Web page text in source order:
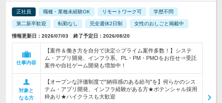
正社員 職種・業種未経験OK リモートワーク可 学歴不問
第二新卒歓迎 転勤なし 完全週休2日制 女性のおしごと掲載中
情報更新日：2026/07/03 終了予定日：2026/08/20
仕事内容
【案件＆働き方を自分で決定☆プライム案件多数！】システ
ム・アプリ開発、インフラ系、PL・PM・PMOをお任せ⇒受託
案件や自社ゲーム開発も増加中！
対象と
なる方
【オープンな評価制度で"納得感のある給与"を】何らかのシス
テム・アプリ開発、インフラ経験がある方★ポテンシャル採用
枠あり★ハイクラスも大歓迎